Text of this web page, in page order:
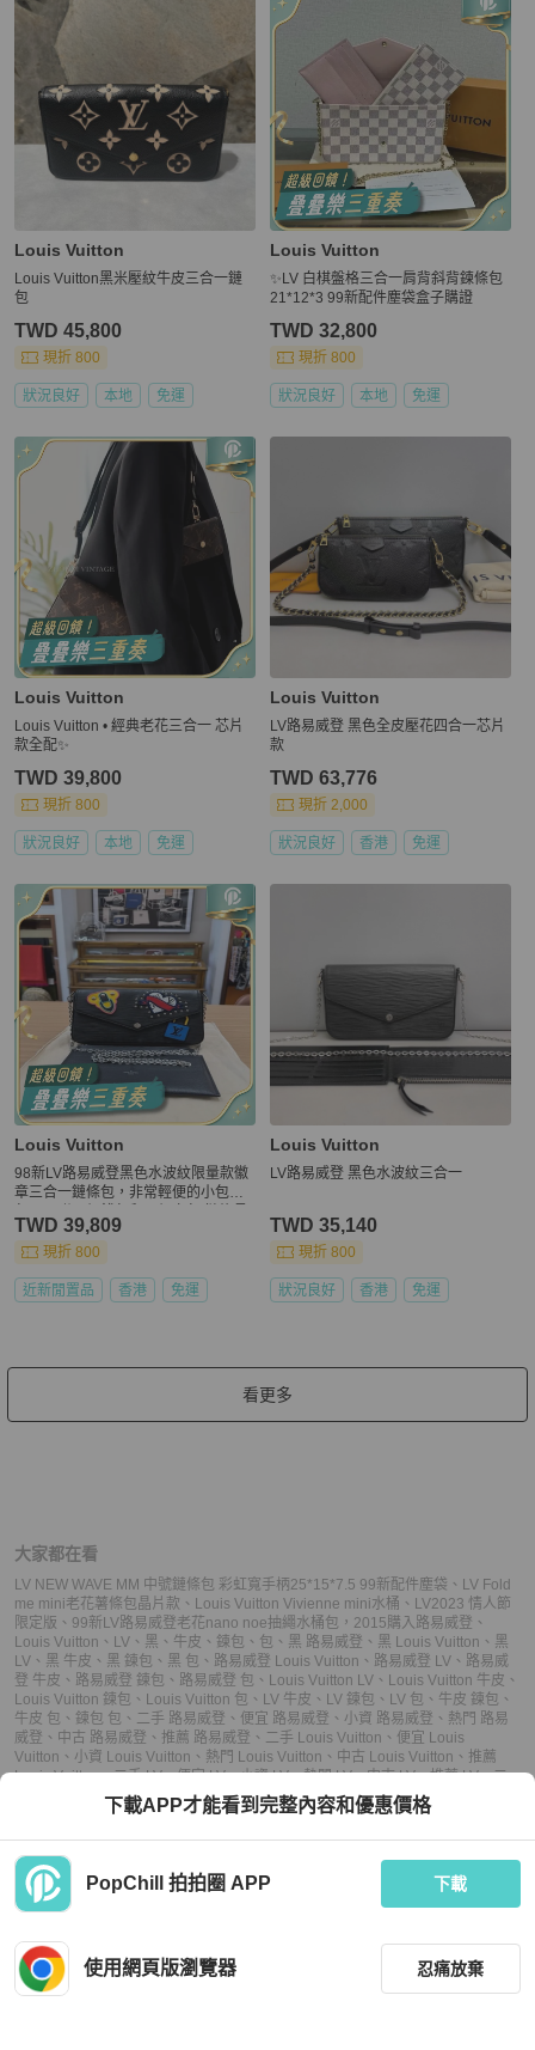
Louis Vuitton
Louis Vuitton黑米壓紋牛皮三合一鏈
包
TWD 45,800
現折 800
狀況良好 本地 免運
Louis Vuitton
✨LV 白棋盤格三合一肩背斜背鍊條包
21*12*3 99新配件塵袋盒子購證
TWD 32,800
現折 800
狀況良好 本地 免運
Louis Vuitton
Louis Vuitton • 經典老花三合一 芯片
款全配✨
TWD 39,800
現折 800
狀況良好 本地 免運
Louis Vuitton
LV路易威登 黑色全皮壓花四合一芯片
款
TWD 63,776
現折 2,000
狀況良好 香港 免運
Louis Vuitton
98新LV路易威登黑色水波紋限量款徽
章三合一鏈條包，非常輕便的小包
TWD 39,809
現折 800
近新閒置品 香港 免運
Louis Vuitton
LV路易威登 黑色水波紋三合一
TWD 35,140
現折 800
狀況良好 香港 免運
看更多
大家都在看
LV NEW WAVE MM 中號鏈條包 彩虹寬手柄25*15*7.5 99新配件塵袋 、 LV Fold
me mini老花薯條包晶片款 、 Louis Vuitton Vivienne mini水桶 、 LV2023 情人節
限定版 、 99新LV路易威登老花nano noe抽繩水桶包，2015購入 路易威登 、
Louis Vuitton 、 LV 、 黑 、 牛皮 、 鍊包 、 包 、 黑 路易威登 、 黑 Louis Vuitton 、 黑
LV 、 黑 牛皮 、 黑 鍊包 、 黑 包 、 路易威登 Louis Vuitton 、 路易威登 LV 、 路易威
登 牛皮 、 路易威登 鍊包 、 路易威登 包 、 Louis Vuitton LV 、 Louis Vuitton 牛皮 、
Louis Vuitton 鍊包 、 Louis Vuitton 包 、 LV 牛皮 、 LV 鍊包 、 LV 包 、 牛皮 鍊包 、
牛皮 包 、 鍊包 包 、 二手 路易威登 、 便宜 路易威登 、 小資 路易威登 、 熱門 路易
威登 、 中古 路易威登 、 推薦 路易威登 、 二手 Louis Vuitton 、 便宜 Louis
Vuitton 、 小資 Louis Vuitton 、 熱門 Louis Vuitton 、 中古 Louis Vuitton 、 推薦
Louis Vuitton、二手 LV、便宜 LV、小資 LV、熱門 LV、中古 LV、推薦 LV、二
便宜 鍊包、小資 鍊包、熱門 鍊包、 中古 鍊包、推薦 鍊包
小資 包 、熱門 包 、 中古 包、推薦 包
下載APP才能看到完整內容和優惠價格
PopChill 拍拍圈 APP 下載
使用網頁版瀏覽器 忍痛放棄